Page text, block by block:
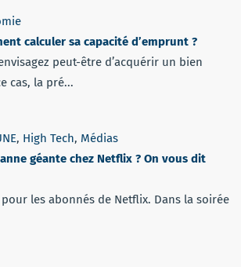
calculer sa capacité d’emprunt ?
peut-être d’acquérir un bien
cas, la pré...
, High Tech, Médias
géante chez Netflix ? On vous dit
les abonnés de Netflix. Dans la soirée